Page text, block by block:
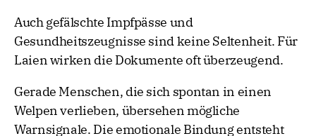
Auch gefälschte Impfpässe und
Gesundheitszeugnisse sind keine Seltenheit. Für
Laien wirken die Dokumente oft überzeugend.
Gerade Menschen, die sich spontan in einen
Welpen verlieben, übersehen mögliche
Warnsignale. Die emotionale Bindung entsteht